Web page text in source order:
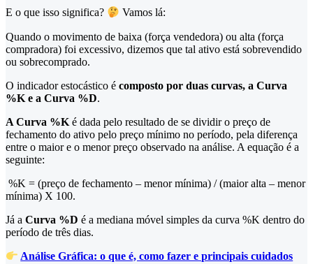
E o que isso significa?
Vamos lá:
Quando o movimento de baixa (força vendedora) ou alta (força
compradora) foi excessivo, dizemos que tal ativo está sobrevendido
ou sobrecomprado.
O indicador estocástico é composto por duas curvas, a Curva
%K e a Curva %D.
A Curva %K é dada pelo resultado de se dividir o preço de
fechamento do ativo pelo preço mínimo no período, pela diferença
entre o maior e o menor preço observado na análise. A equação é a
seguinte:
%K = (preço de fechamento – menor mínima) / (maior alta – menor
mínima) X 100.
Já a Curva %D é a mediana móvel simples da curva %K dentro do
período de três dias.
Análise Gráfica: o que é, como fazer e principais cuidados